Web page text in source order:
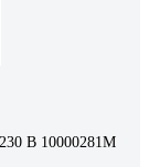
В 10000281M